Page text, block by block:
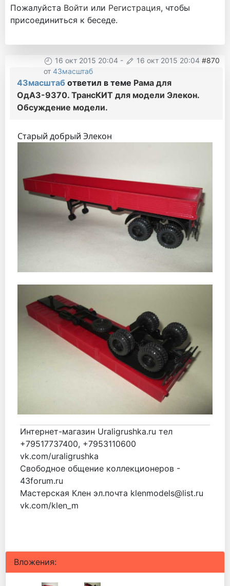
Пожалуйста Войти или Регистрация, чтобы
присоединиться к беседе.
16 окт 2015 20:04 - 16 окт 2015 20:04 #870
от 43масштаб
43масштаб ответил в теме Рама для
ОдАЗ-9370. ТрансКИТ для модели Элекон.
Обсуждение модели.
Старый добрый Элекон
Интернет-магазин Uraligrushka.ru тел
+79517737400, +7953110600
vk.com/uraligrushka
Свободное общение коллекционеров -
43forum.ru
Мастерская Клен эл.почта klenmodels@list.ru
vk.com/klen_m
Вложения: